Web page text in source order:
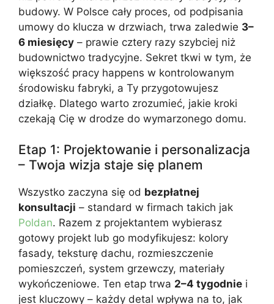
budowy. W Polsce cały proces, od podpisania
umowy do klucza w drzwiach, trwa zaledwie 3–
6 miesięcy – prawie cztery razy szybciej niż
budownictwo tradycyjne. Sekret tkwi w tym, że
większość pracy happens w kontrolowanym
środowisku fabryki, a Ty przygotowujesz
działkę. Dlatego warto zrozumieć, jakie kroki
czekają Cię w drodze do wymarzonego domu.
Etap 1: Projektowanie i personalizacja
– Twoja wizja staje się planem
Wszystko zaczyna się od bezpłatnej
konsultacji – standard w firmach takich jak
Poldan. Razem z projektantem wybierasz
gotowy projekt lub go modyfikujesz: kolory
fasady, teksturę dachu, rozmieszczenie
pomieszczeń, system grzewczy, materiały
wykończeniowe. Ten etap trwa 2–4 tygodnie i
jest kluczowy – każdy detal wpływa na to, jak